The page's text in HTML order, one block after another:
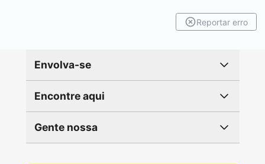
Reportar erro
Envolva-se
Encontre aqui
Gente nossa